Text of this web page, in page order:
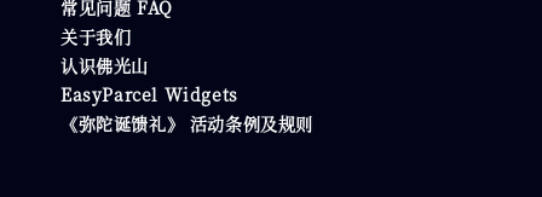
常见问题 FAQ
关于我们
认识佛光山
EasyParcel Widgets
《弥陀诞馈礼》 活动条例及规则